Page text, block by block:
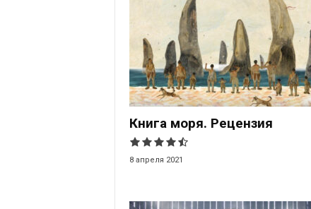
Книга моря. Рецензия
8 апреля 2021